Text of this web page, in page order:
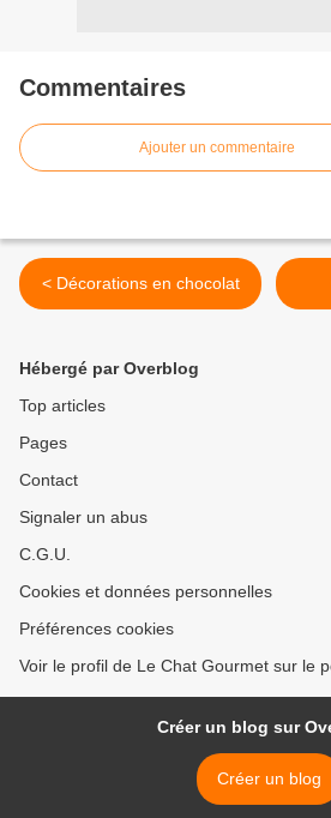
Commentaires
Ajouter un commentaire
< Décorations en chocolat
Hébergé par Overblog
Top articles
Pages
Contact
Signaler un abus
C.G.U.
Cookies et données personnelles
Préférences cookies
Voir le profil de Le Chat Gourmet sur le
Créer un blog sur
Créer un blog